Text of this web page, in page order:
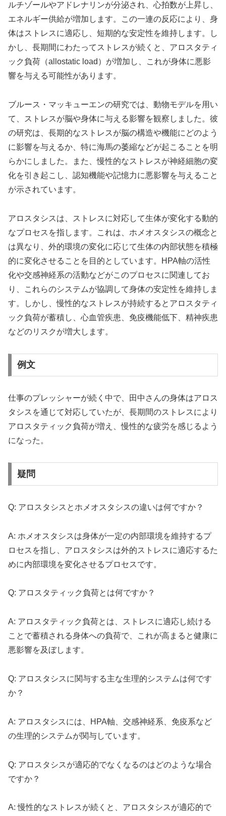
ルチゾールやアドレナリンが分泌され、心拍数が上昇し、
エネルギー供給が増加します。この一連の反応により、身
体はストレスに適応し、短期的な安定性を維持します。し
かし、長期間にわたってストレスが続くと、アロスタティ
ック負荷（allostatic load）が増加し、これが身体に悪影
響を与える可能性があります。
ブルース・マッキューエンの研究では、動物モデルを用い
て、ストレスが脳や身体に与える影響を観察しました。彼
の研究は、長期的なストレスが脳の構造や機能にどのよう
に影響を与えるか、特に海馬の萎縮などが起こることを明
らかにしました。また、慢性的なストレスが神経細胞の変
化を引き起こし、認知機能や記憶力に悪影響を与えること
が示されています。
アロスタシスは、ストレスに対応して生体が変化する動的
なプロセスを指します。これは、ホメオスタシスの概念と
は異なり、外的環境の変化に応じて生体の内部状態を積極
的に変化させることを目的としています。HPA軸の活性
化や交感神経系の活動などがこのプロセスに関連してお
り、これらのシステムが協調して身体の安定性を維持しま
す。しかし、慢性的なストレスが持続するとアロスタティ
ック負荷が蓄積し、心血管疾患、免疫機能低下、精神疾患
などのリスクが増大します。
例文
仕事のプレッシャーが続く中で、田中さんの身体はアロス
タシスを通じて対応していたが、長期間のストレスにより
アロスタティック負荷が増え、慢性的な疲労を感じるよう
になった。
疑問
Q: アロスタシスとホメオスタシスの違いは何ですか？
A: ホメオスタシスは身体が一定の内部環境を維持するプ
ロセスを指し、アロスタシスは外的ストレスに適応するた
めに内部環境を変化させるプロセスです。
Q: アロスタティック負荷とは何ですか？
A: アロスタティック負荷とは、ストレスに適応し続ける
ことで蓄積される身体への負荷で、これが高まると健康に
悪影響を及ぼします。
Q: アロスタシスに関与する主な生理的システムは何です
か？
A: アロスタシスには、HPA軸、交感神経系、免疫系など
の生理的システムが関与しています。
Q: アロスタシスが適応的でなくなるのはどのような場合
ですか？
A: 慢性的なストレスが続くと、アロスタシスが適応的で